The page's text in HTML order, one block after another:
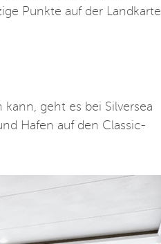
Punkte auf der Landkarte
geht es bei Silversea
Hafen auf den Classic-